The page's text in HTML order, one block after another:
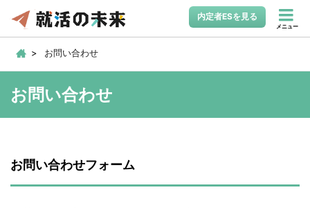
内定者ESを見る
メニュー
お問い合わせ
お問い合わせ
お問い合わせフォーム